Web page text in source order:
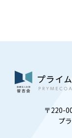
〒220-
プ